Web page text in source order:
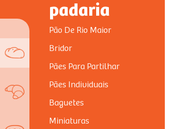
padaria
Pão De Rio Maior
Bridor
Pães Para Partilhar
Pães Individuais
Baguetes
Miniaturas
Pão Forma Inteiro